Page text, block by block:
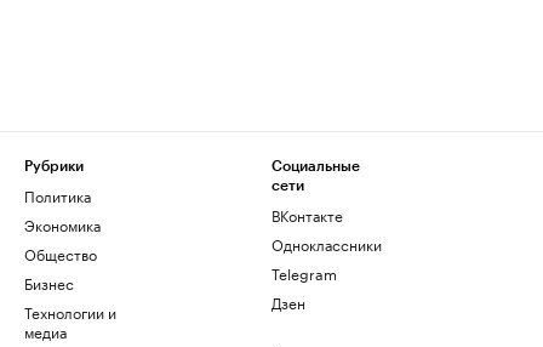
Рубрики
Политика
Экономика
Общество
Бизнес
Технологии и
медиа
Социальные
сети
ВКонтакте
Одноклассники
Telegram
Дзен